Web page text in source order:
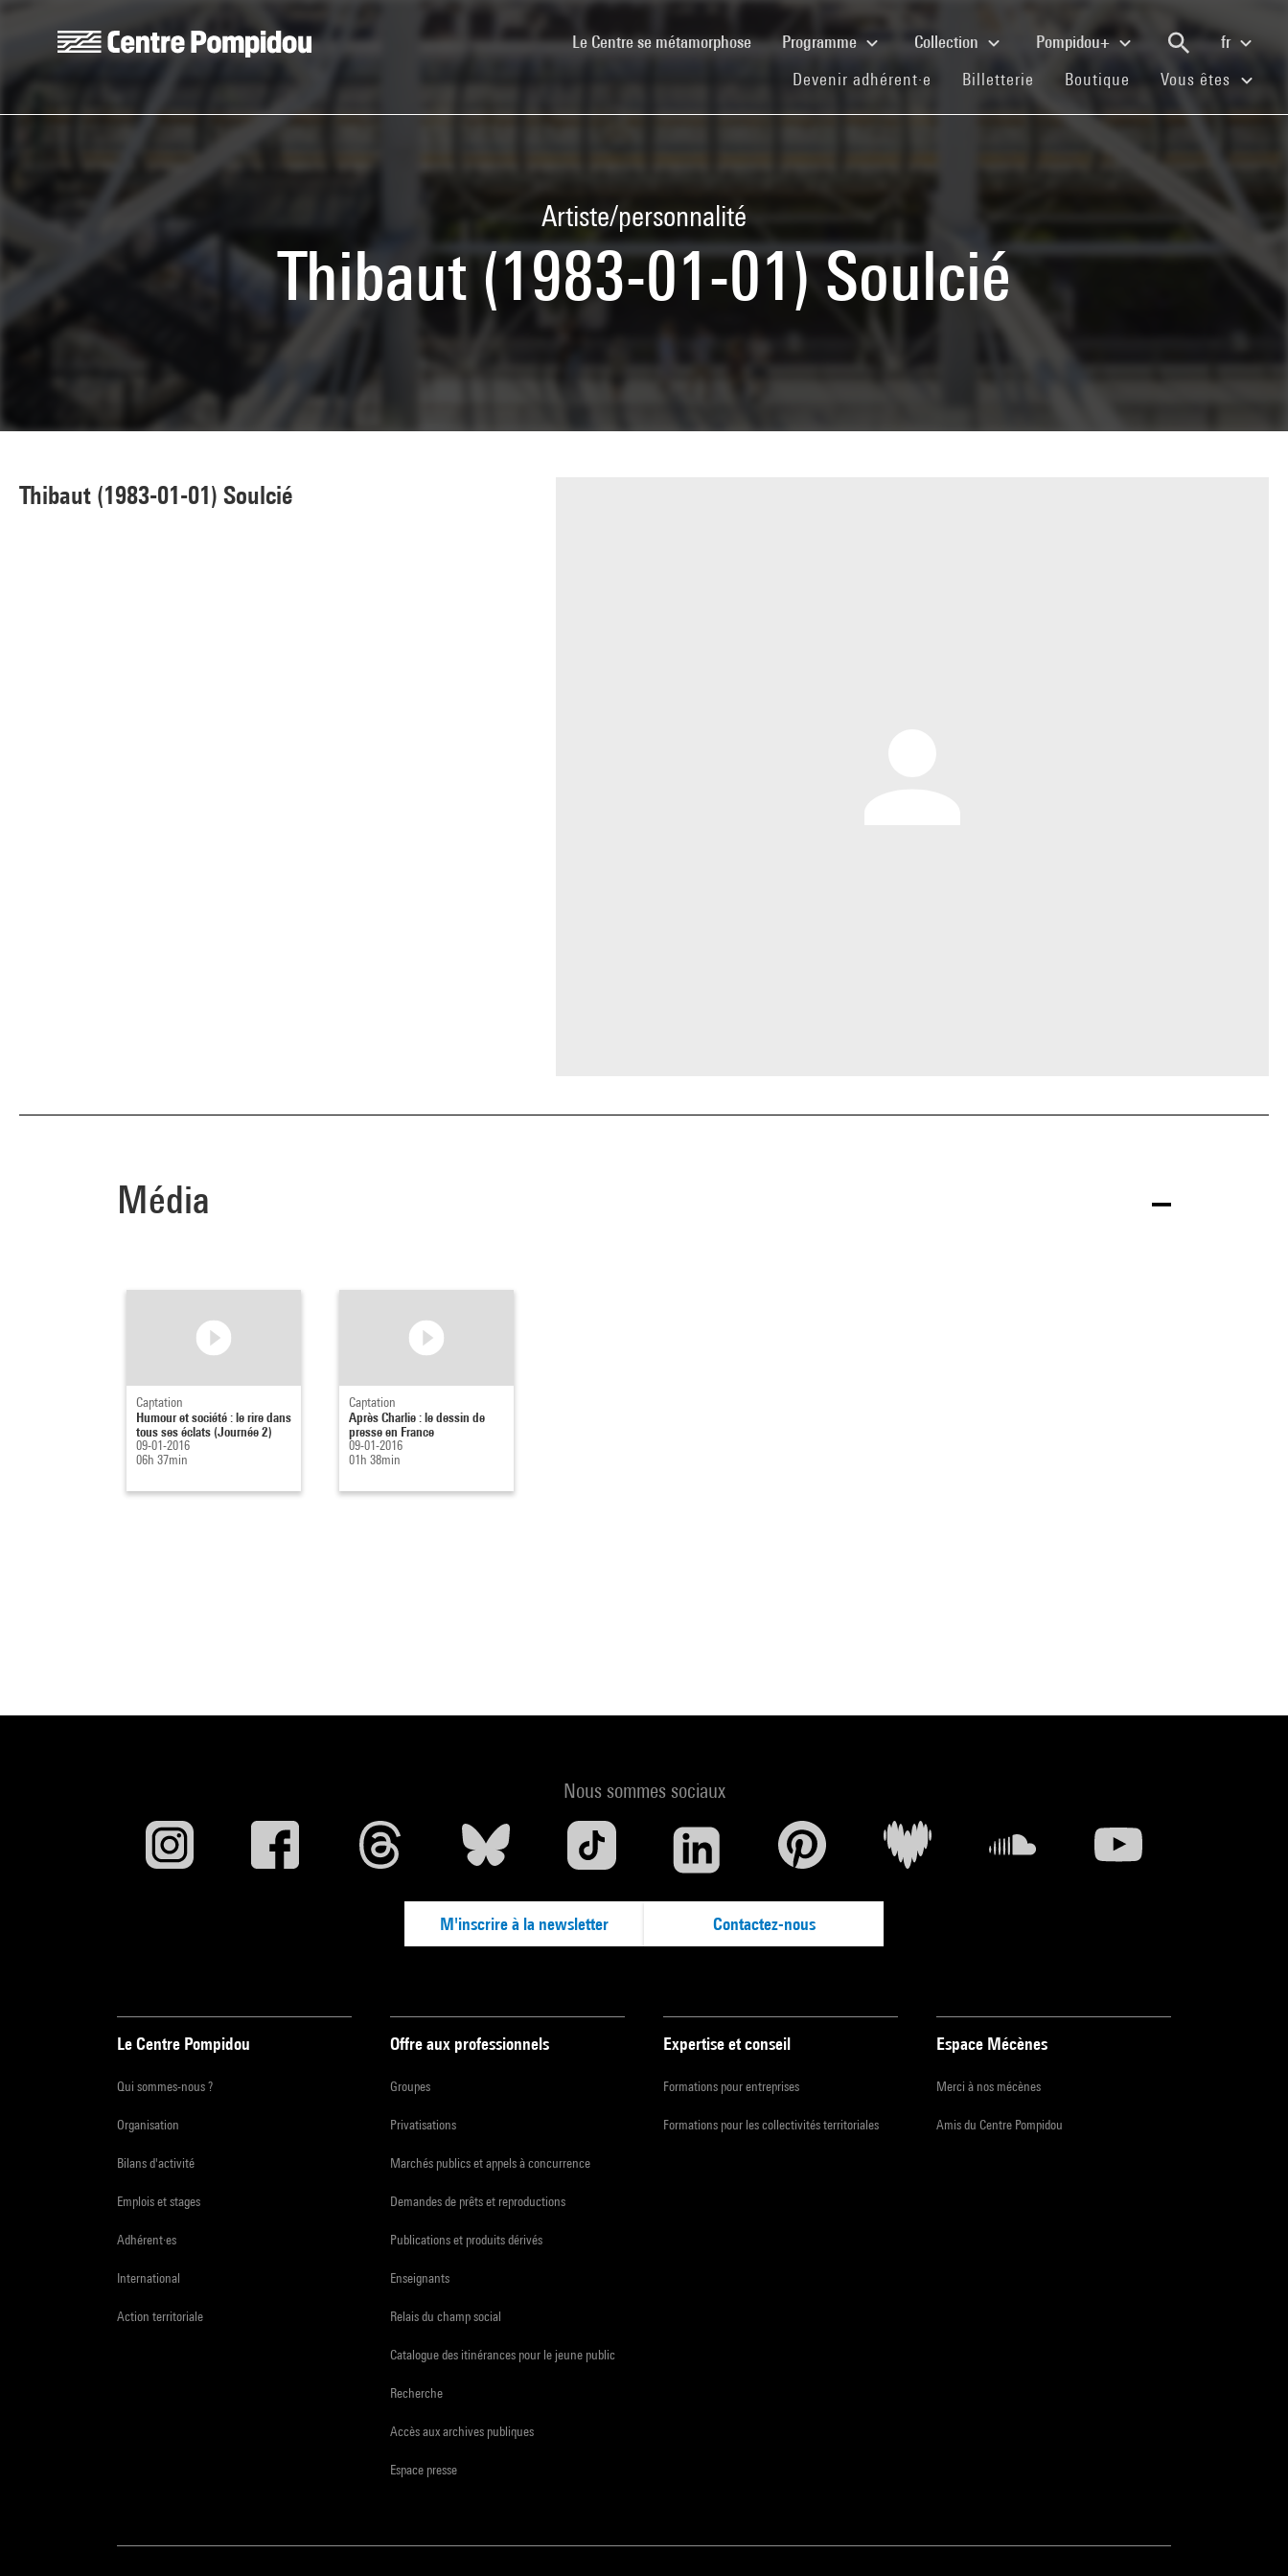
Le Centre se métamorphose(current)Programme Collection Pompidou+
fr
Devenir adhérent·e (current)
Billetterie (current)
Boutique (current)
Vous êtes
Artiste/personnalité
Thibaut (1983-01-01) Soulcié
Thibaut (1983-01-01) Soulcié
Média
Captation
Humour et société : le rire dans
tous ses éclats (Journée 2)
09-01-2016
06h 37min
Captation
Après Charlie : le dessin de
presse en France
09-01-2016
01h 38min
Nous sommes sociaux
M'inscrire à la newsletter Contactez-nous
Le Centre Pompidou
Qui sommes-nous ?
Organisation
Bilans d'activité
Emplois et stages
Adhérent·es
International
Action territoriale
Offre aux professionnels
Groupes
Privatisations
Marchés publics et appels à concurrence
Demandes de prêts et reproductions
Publications et produits dérivés
Enseignants
Relais du champ social
Catalogue des itinérances pour le jeune public
Recherche
Accès aux archives publiques
Espace presse
Expertise et conseil
Formations pour entreprises
Formations pour les collectivités territoriales
Espace Mécènes
Merci à nos mécènes
Amis du Centre Pompidou